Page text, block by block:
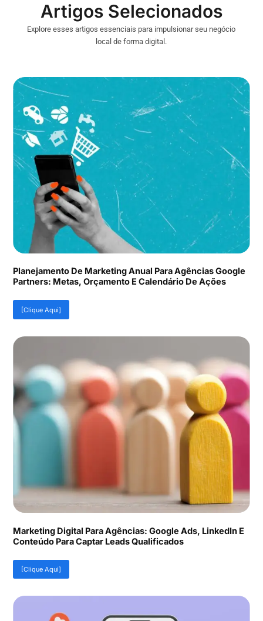
Artigos Selecionados
Explore esses artigos essenciais para impulsionar seu negócio
local de forma digital.
Planejamento De Marketing Anual Para Agências Google
Partners: Metas, Orçamento E Calendário De Ações
[Clique Aqui]
Marketing Digital Para Agências: Google Ads, LinkedIn E
Conteúdo Para Captar Leads Qualificados
[Clique Aqui]